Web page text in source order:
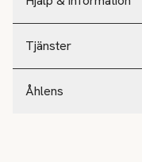
Tjänster
Åhlens